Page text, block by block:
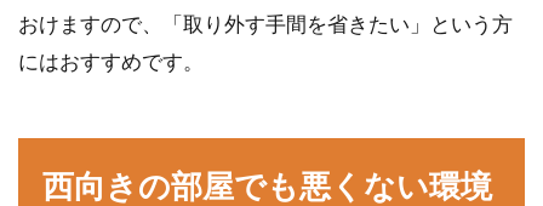
おけますので、「取り外す手間を省きたい」という方
にはおすすめです。
西向きの部屋でも悪くない環境